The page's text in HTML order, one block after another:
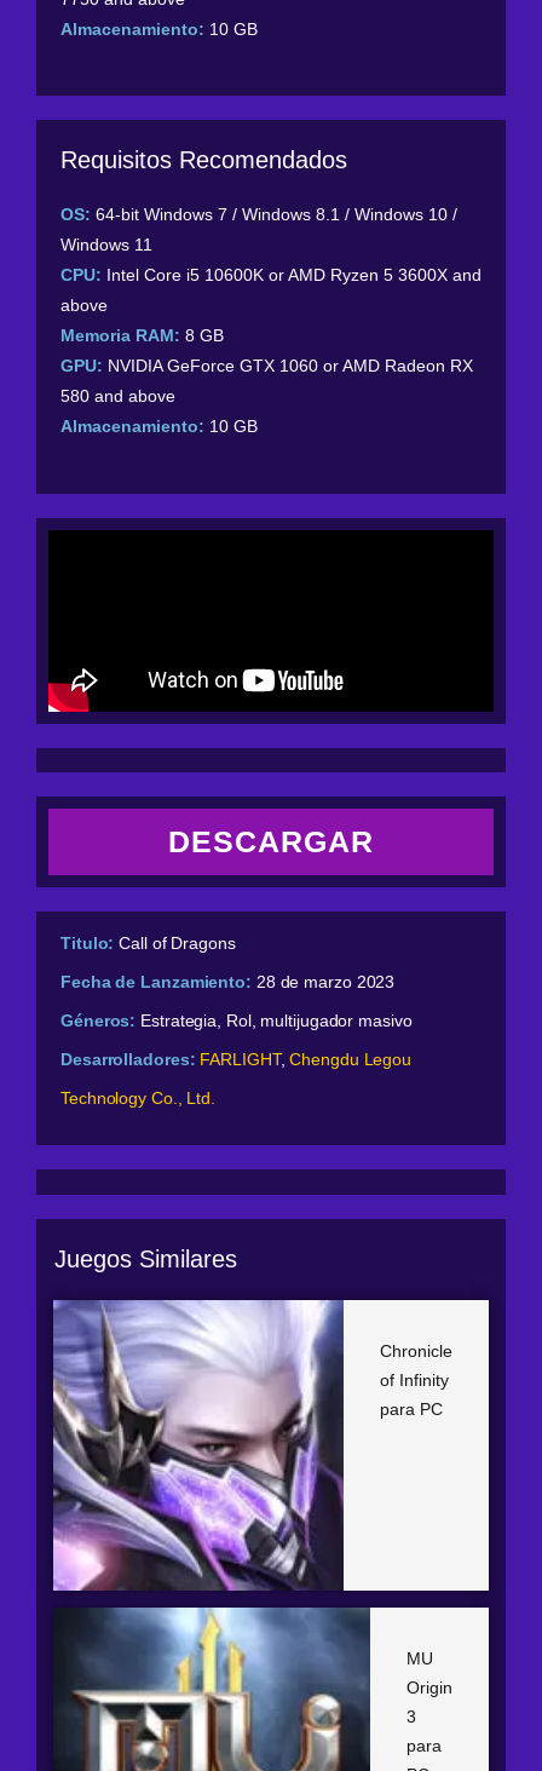
Almacenamiento: 10 GB
Requisitos Recomendados
OS: 64-bit Windows 7 / Windows 8.1 / Windows 10 /
Windows 11
CPU: Intel Core i5 10600K or AMD Ryzen 5 3600X and
above
Memoria RAM: 8 GB
GPU: NVIDIA GeForce GTX 1060 or AMD Radeon RX
580 and above
Almacenamiento: 10 GB
DESCARGAR
Titulo: Call of Dragons
Fecha de Lanzamiento: 28 de marzo 2023
Géneros: Estrategia, Rol, multijugador masivo
Desarrolladores: FARLIGHT,Chengdu Legou
Technology Co., Ltd.
Juegos Similares
Chronicle
of Infinity
para PC
MU
Origin
3
para